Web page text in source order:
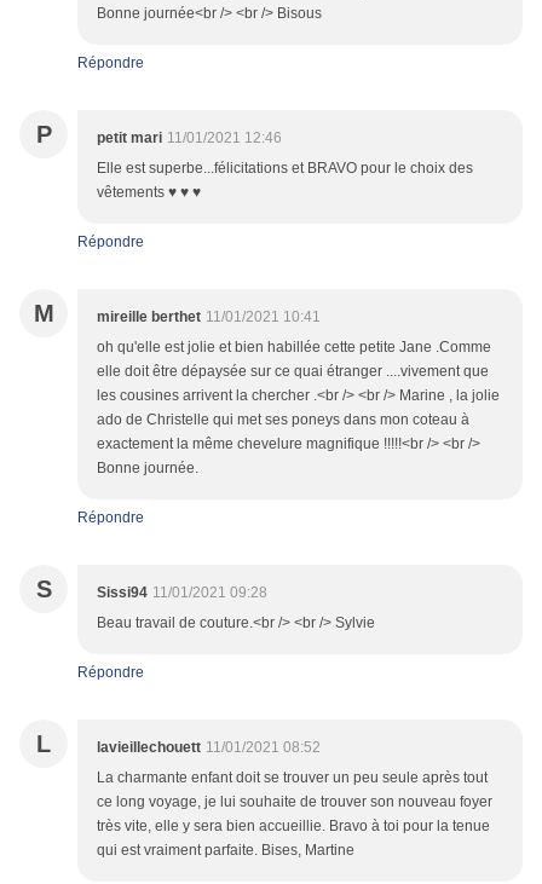
Bonne journée<br /> <br /> Bisous
Répondre
P petit mari 11/01/2021 12:46
Elle est superbe...félicitations et BRAVO pour le choix des
vêtements ♥ ♥ ♥
Répondre
M mireille berthet 11/01/2021 10:41
oh qu'elle est jolie et bien habillée cette petite Jane .Comme
elle doit être dépaysée sur ce quai étranger ....vivement que
les cousines arrivent la chercher .<br /> <br /> Marine , la jolie
ado de Christelle qui met ses poneys dans mon coteau à
exactement la même chevelure magnifique !!!!!<br /> <br />
Bonne journée.
Répondre
S Sissi94 11/01/2021 09:28
Beau travail de couture.<br /> <br /> Sylvie
Répondre
L lavieillechouett 11/01/2021 08:52
La charmante enfant doit se trouver un peu seule après tout
ce long voyage, je lui souhaite de trouver son nouveau foyer
très vite, elle y sera bien accueillie. Bravo à toi pour la tenue
qui est vraiment parfaite. Bises, Martine